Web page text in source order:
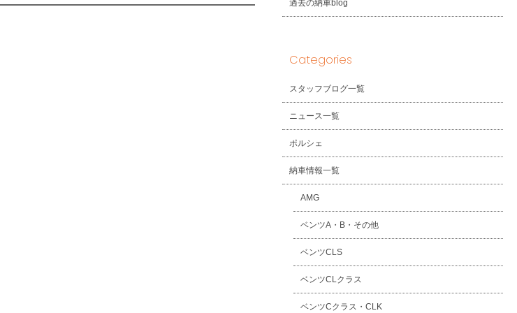
過去の納車blog
Categories
スタッフブログ一覧
ニュース一覧
ポルシェ
納車情報一覧
AMG
ベンツA・B・その他
ベンツCLS
ベンツCLクラス
ベンツCクラス・CLK